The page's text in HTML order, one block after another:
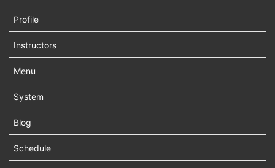
Profile
Instructors
Menu
System
Blog
Schedule